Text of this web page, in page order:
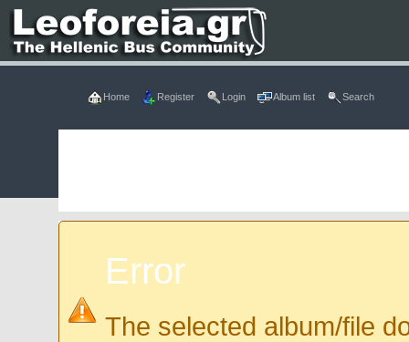
Home Register Login Album list Search
Error
The selected album/file